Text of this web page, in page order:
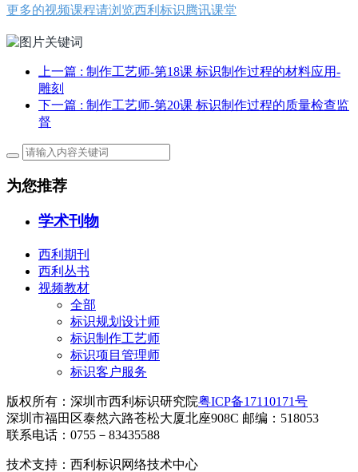
更多的视频课程请浏览西利标识腾讯课堂
上一篇 : 制作工艺师-第18课 标识制作过程的材料应用-
雕刻
下一篇 : 制作工艺师-第20课 标识制作过程的质量检查监
督
为您推荐
学术刊物
西利期刊
西利丛书
视频教材
全部
标识规划设计师
标识制作工艺师
标识项目管理师
标识客户服务
版权所有：深圳市西利标识研究院粤ICP备17110171号
深圳市福田区泰然六路苍松大厦北座908C 邮编：518053
联系电话：0755－83435588
技术支持：西利标识网络技术中心